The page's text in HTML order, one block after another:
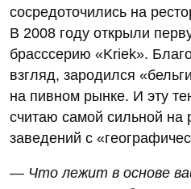
сосредоточились на
В 2008 году открыли
брасссерию «Kriek».
взгляд, зародился
на пивном рынке. И эту
считаю самой сильной на
заведений с
— Что лежит в основе